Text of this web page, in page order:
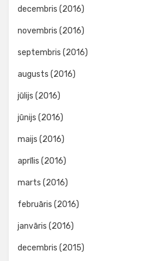
decembris (2016)
novembris (2016)
septembris (2016)
augusts (2016)
jūlijs (2016)
jūnijs (2016)
maijs (2016)
aprīlis (2016)
marts (2016)
februāris (2016)
janvāris (2016)
decembris (2015)